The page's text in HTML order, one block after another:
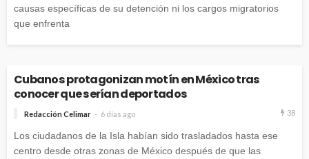
causas específicas de su detención ni los cargos migratorios
que enfrenta
Cubanos protagonizan motín en México tras
conocer que serían deportados
Redacción Celimar 6 días ago 38
Los ciudadanos de la Isla habían sido trasladados hasta ese
centro desde otras zonas de México después de que las